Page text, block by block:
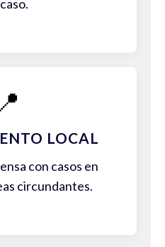
LOCAL
con casos en
circundantes.